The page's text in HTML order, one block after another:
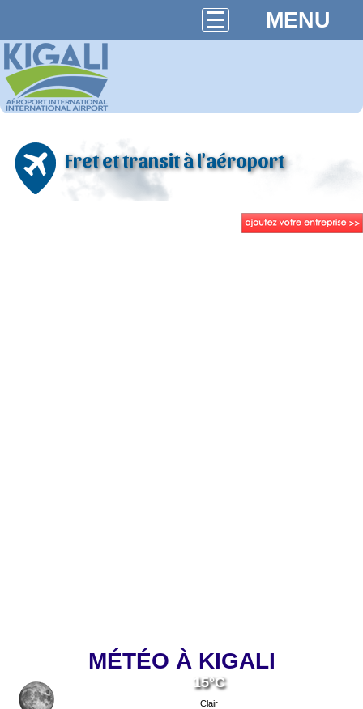
MENU
Fret et transit à l'aéroport
MÉTÉO À KIGALI
15°C
Clair